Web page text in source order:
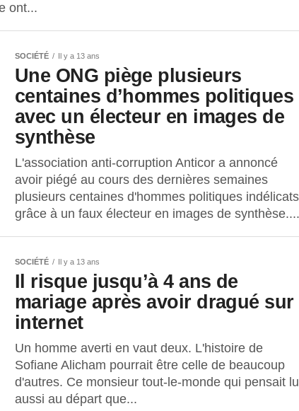
ont...
SOCIÉTÉ Il y a 13 ans
Une ONG piège plusieurs
centaines d’hommes politiques
avec un électeur en images de
synthèse
L'association anti-corruption Anticor a annoncé
avoir piégé au cours des dernières semaines
plusieurs centaines d'hommes politiques indélicats
grâce à un faux électeur en images de synthèse....
SOCIÉTÉ Il y a 13 ans
Il risque jusqu’à 4 ans de
mariage après avoir dragué sur
internet
Un homme averti en vaut deux. L'histoire de
Sofiane Alicham pourrait être celle de beaucoup
d'autres. Ce monsieur tout-le-monde qui pensait
aussi au départ que...